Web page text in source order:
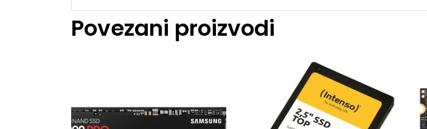
Povezani proizvodi